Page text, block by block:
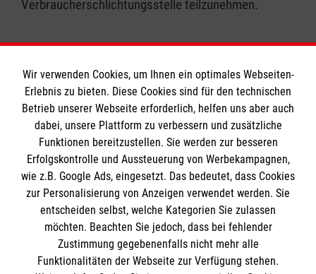
Verbraucherschlichtungsstelle teilzunehmen.
Informationen
Impressum
Datenschutz
Barrierefreiheit
Kontakt
Die Malteser
Malteser in Deutschland
Malteserorden
Spendenkonto
Wir verwenden Cookies, um Ihnen ein optimales Webseiten-
Erlebnis zu bieten. Diese Cookies sind für den technischen
Betrieb unserer Webseite erforderlich, helfen uns aber auch
dabei, unsere Plattform zu verbessern und zusätzliche
Funktionen bereitzustellen. Sie werden zur besseren
Erfolgskontrolle und Aussteuerung von Werbekampagnen,
wie z.B. Google Ads, eingesetzt. Das bedeutet, dass Cookies
zur Personalisierung von Anzeigen verwendet werden. Sie
entscheiden selbst, welche Kategorien Sie zulassen
möchten. Beachten Sie jedoch, dass bei fehlender
Zustimmung gegebenenfalls nicht mehr alle
Funktionalitäten der Webseite zur Verfügung stehen.